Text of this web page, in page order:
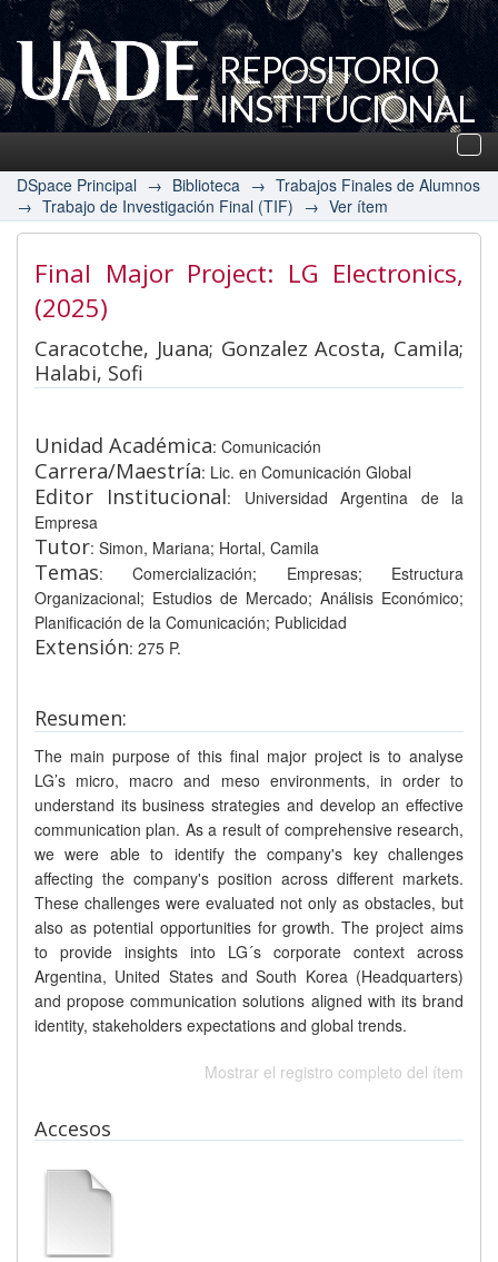
REPOSITORIO
INSTITUCIONAL
UADE
DSpace Principal → Biblioteca → Trabajos Finales de Alumnos
→ Trabajo de Investigación Final (TIF) → Ver ítem
Final Major Project: LG Electronics,
(2025)
Caracotche, Juana; Gonzalez Acosta, Camila;
Halabi, Sofi
Unidad Académica: Comunicación
Carrera/Maestría: Lic. en Comunicación Global
Editor Institucional: Universidad Argentina de la
Empresa
Tutor: Simon, Mariana; Hortal, Camila
Temas: Comercialización; Empresas; Estructura
Organizacional; Estudios de Mercado; Análisis Económico;
Planificación de la Comunicación; Publicidad
Extensión: 275 P.
Resumen:
The main purpose of this final major project is to analyse
LG’s micro, macro and meso environments, in order to
understand its business strategies and develop an effective
communication plan. As a result of comprehensive research,
we were able to identify the company's key challenges
affecting the company's position across different markets.
These challenges were evaluated not only as obstacles, but
also as potential opportunities for growth. The project aims
to provide insights into LG´s corporate context across
Argentina, United States and South Korea (Headquarters)
and propose communication solutions aligned with its brand
identity, stakeholders expectations and global trends.
Mostrar el registro completo del ítem
Accesos